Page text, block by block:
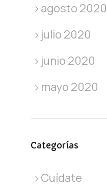
agosto 2020
julio 2020
junio 2020
mayo 2020
Categorías
Cuídate